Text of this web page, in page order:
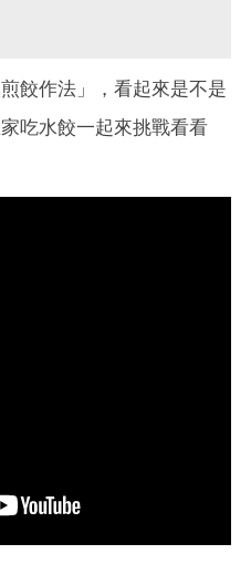
餃作法」，看起來是不是
吃水餃一起來挑戰看看